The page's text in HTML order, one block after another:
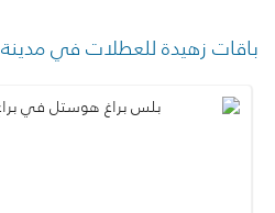
باقات زهيدة للعطلات في مدينة